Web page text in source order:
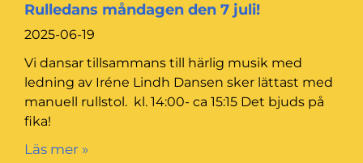
Rulledans måndagen den 7 juli!
2025-06-19
Vi dansar tillsammans till härlig musik med
ledning av Iréne Lindh Dansen sker lättast med
manuell rullstol. kl. 14:00- ca 15:15 Det bjuds på
fika!
Läs mer »